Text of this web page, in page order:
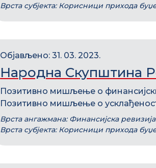
Врста субјекта: Корисници прихода
Објављено: 31. 03. 2023.
Народна Скупштина
Позитивно мишљење о
Позитивно мишљење о
Врста ангажмана: Финансијска ревизија
Врста субјекта: Корисници прихода